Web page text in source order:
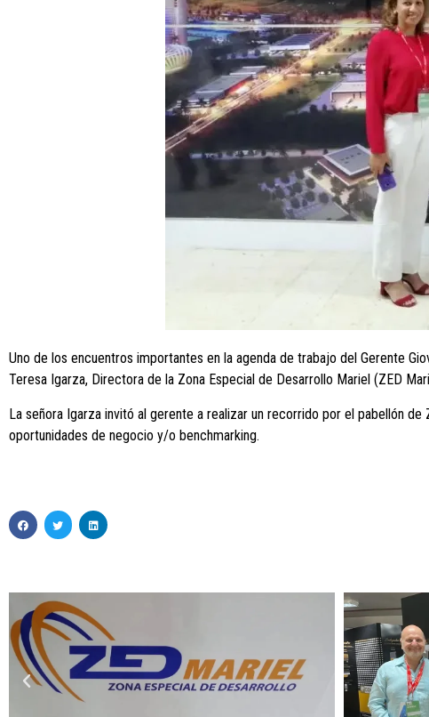
Uno de los encuentros importantes en la agenda de trabajo del Gerente
Teresa Igarza, Directora de la Zona Especial de Desarrollo Mariel (ZED
La señora Igarza invitó al gerente a realizar un recorrido por el pabellón
oportunidades de negocio y/o benchmarking.